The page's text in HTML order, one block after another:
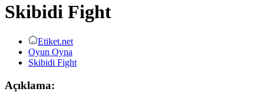
Skibidi Fight
Etiket.net
Oyun Oyna
Skibidi Fight
Açıklama: